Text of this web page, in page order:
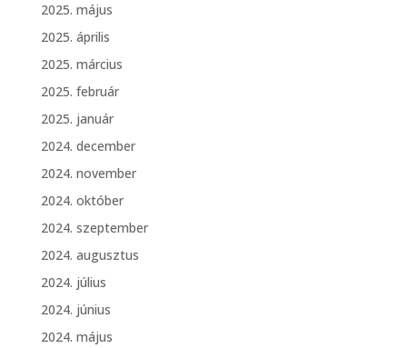
2025. május
2025. április
2025. március
2025. február
2025. január
2024. december
2024. november
2024. október
2024. szeptember
2024. augusztus
2024. július
2024. június
2024. május